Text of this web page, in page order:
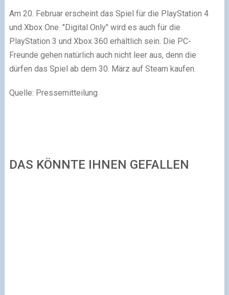
Am 20. Februar erscheint das Spiel für die PlayStation 4
und Xbox One. "Digital Only" wird es auch für die
PlayStation 3 und Xbox 360 erhältlich sein. Die PC-
Freunde gehen natürlich auch nicht leer aus, denn die
dürfen das Spiel ab dem 30. März auf Steam kaufen.
Quelle: Pressemitteilung
DAS KÖNNTE IHNEN GEFALLEN